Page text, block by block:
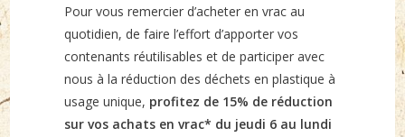
Pour vous remercier d’acheter en vrac au
quotidien, de faire l’effort d’apporter vos
contenants réutilisables et de participer avec
nous à la réduction des déchets en plastique à
usage unique, profitez de 15% de réduction
sur vos achats en vrac* du jeudi 6 au lundi